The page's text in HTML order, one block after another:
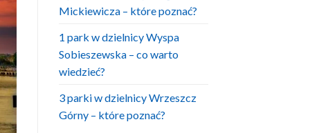
Mickiewicza – które poznać?
1 park w dzielnicy Wyspa
Sobieszewska – co warto
wiedzieć?
3 parki w dzielnicy Wrzeszcz
Górny – które poznać?